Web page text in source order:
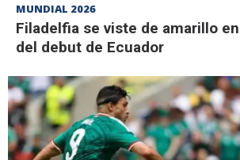
MUNDIAL 2026
Filadelfia se viste de amarillo
del debut de Ecuador